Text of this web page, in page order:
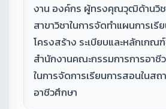
งาน องค์กร ผู้ทรงคุณวุฒิด้านวิช
สาขาวิชาในการจัดทำแผนการเรี
โครงสร้าง ระเบียบและหลักเก
สำนักงานคณะกรรมการการอาชี
ในการจัดการเรียนการสอนในสถ
อาชีวศึกษา